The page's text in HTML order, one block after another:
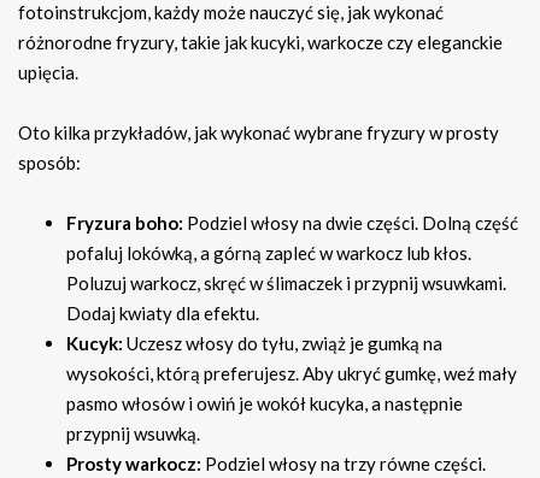
fotoinstrukcjom, każdy może nauczyć się, jak wykonać
różnorodne fryzury, takie jak kucyki, warkocze czy eleganckie
upięcia.
Oto kilka przykładów, jak wykonać wybrane fryzury w prosty
sposób:
Fryzura boho: Podziel włosy na dwie części. Dolną część
pofaluj lokówką, a górną zapleć w warkocz lub kłos.
Poluzuj warkocz, skręć w ślimaczek i przypnij wsuwkami.
Dodaj kwiaty dla efektu.
Kucyk: Uczesz włosy do tyłu, zwiąż je gumką na
wysokości, którą preferujesz. Aby ukryć gumkę, weź mały
pasmo włosów i owiń je wokół kucyka, a następnie
przypnij wsuwką.
Prosty warkocz: Podziel włosy na trzy równe części.